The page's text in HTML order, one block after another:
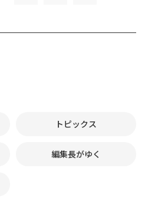
トピックス
編集長がゆく